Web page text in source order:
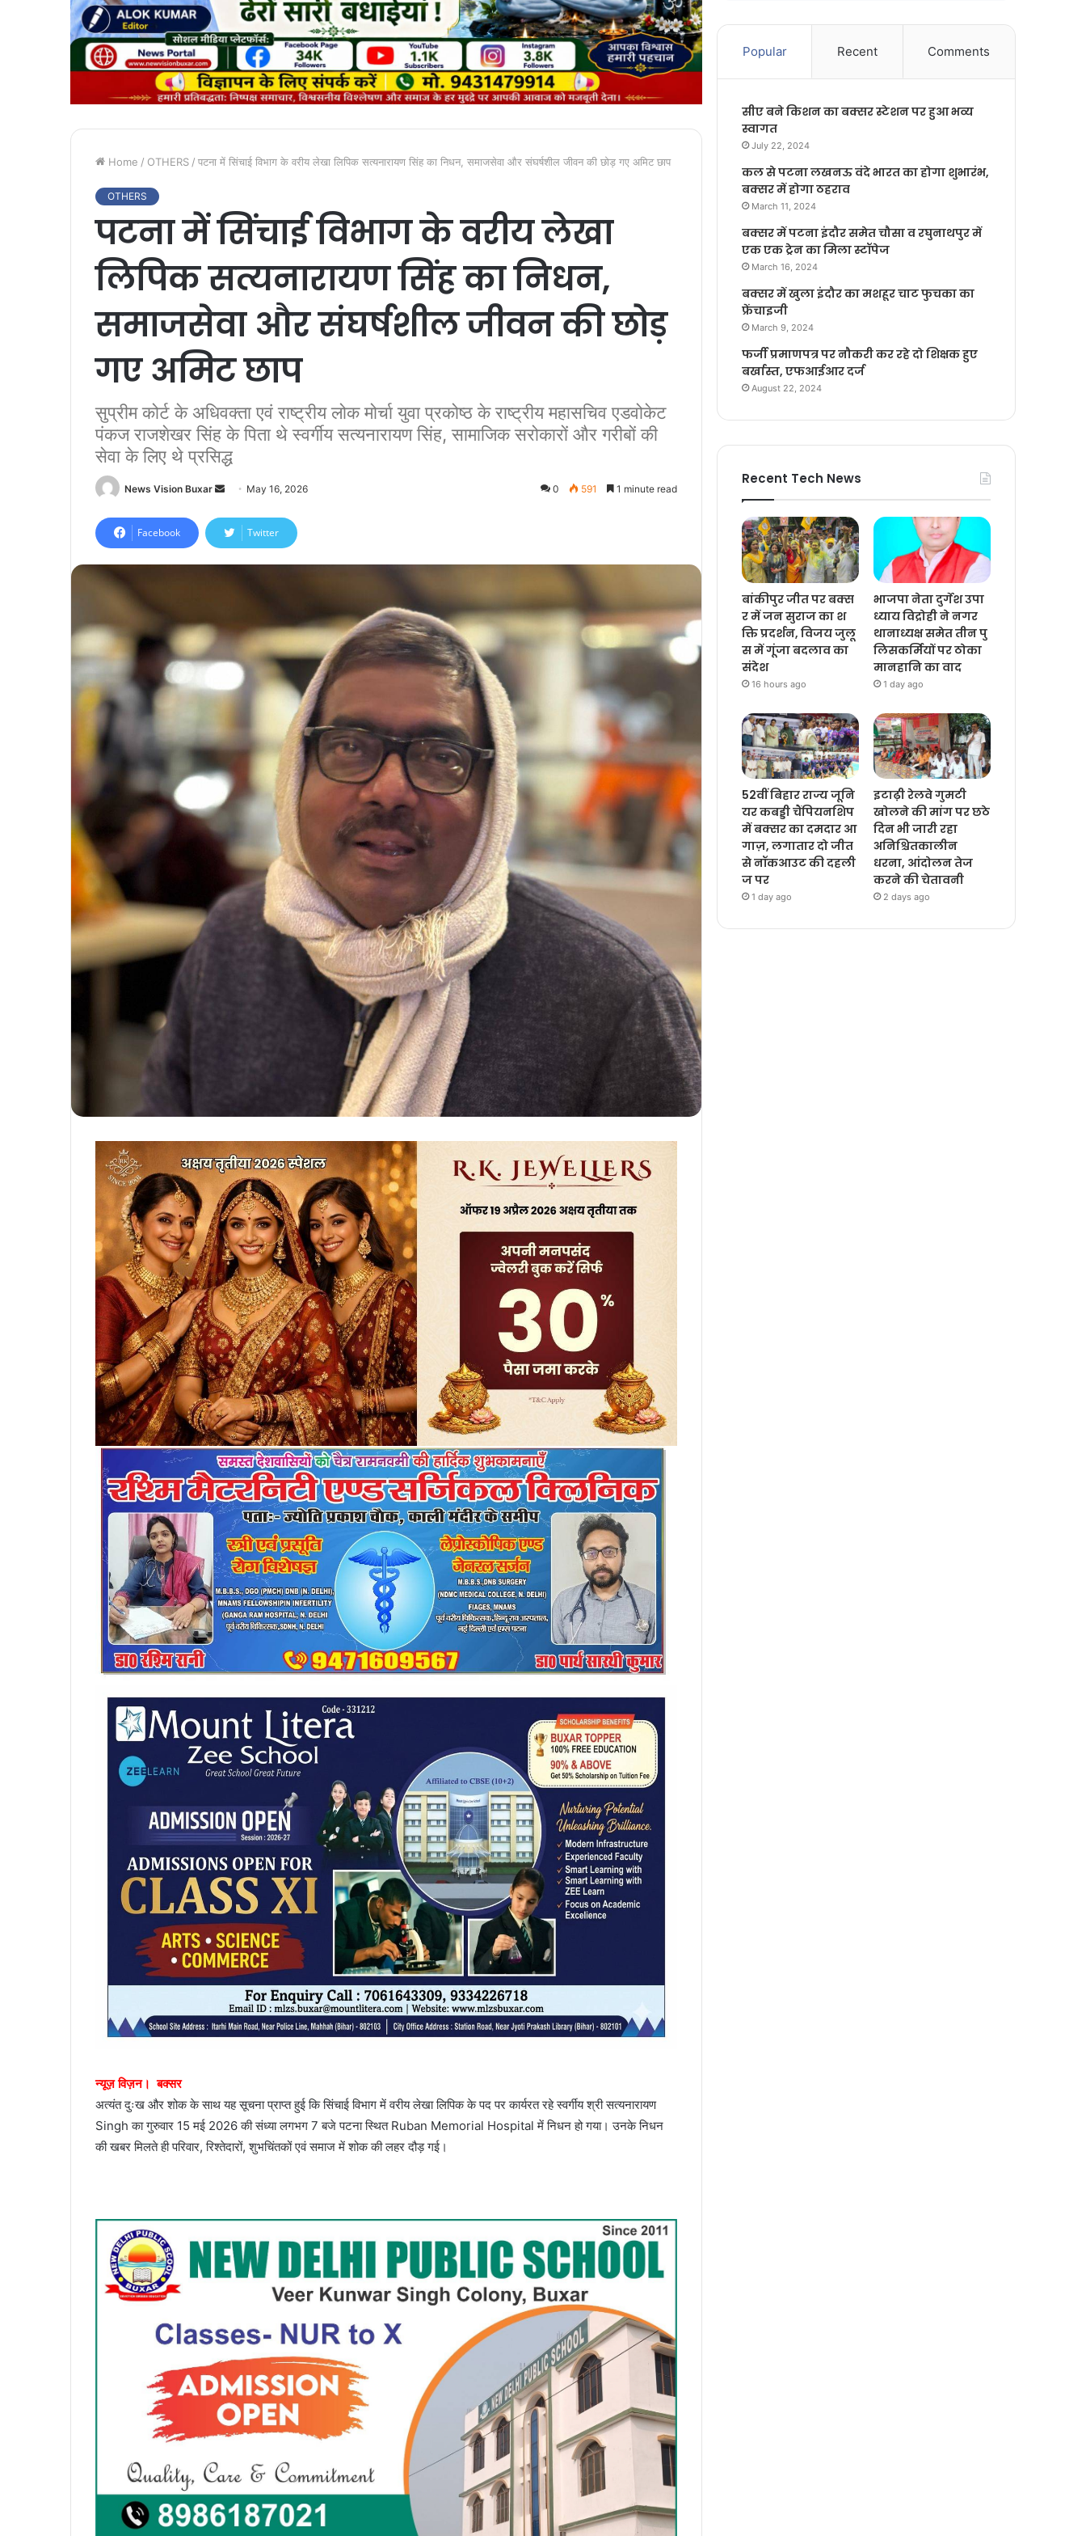
Home / OTHERS / पटना में सिंचाई विभाग के वरीय लेखा लिपिक सत्यनारायण सिंह का निधन, समाजसेवा और संघर्षशील जीवन की छोड़ गए अमिट छाप
OTHERS
पटना में सिंचाई विभाग के वरीय लेखा
लिपिक सत्यनारायण सिंह का निधन,
समाजसेवा और संघर्षशील जीवन की छोड़
गए अमिट छाप
सुप्रीम कोर्ट के अधिवक्ता एवं राष्ट्रीय लोक मोर्चा युवा प्रकोष्ठ के राष्ट्रीय महासचिव एडवोकेट
पंकज राजशेखर सिंह के पिता थे स्वर्गीय सत्यनारायण सिंह, सामाजिक सरोकारों और गरीबों की
सेवा के लिए थे प्रसिद्ध
News Vision Buxar
n
d
a
i
May 16, 2026 0 591 1 minute read
Facebook Twitter
न्यूज़ विज़न। बक्सर
अत्यंत दुःख और शोक के साथ यह सूचना प्राप्त हुई कि सिंचाई विभाग में वरीय लेखा लिपिक के पद पर कार्यरत रहे स्वर्गीय श्री सत्यनारायण
Singh का गुरुवार 15 मई 2026 की संध्या लगभग 7 बजे पटना स्थित Ruban Memorial Hospital में निधन हो गया। उनके निधन
की खबर मिलते ही परिवार, रिश्तेदारों, शुभचिंतकों एवं समाज में शोक की लहर दौड़ गई।
Popular Recent Comments
सीए बने किशन का बक्सर स्टेशन पर हुआ भव्य
स्वागत
July 22, 2024
कल से पटना लखनऊ वंदे भारत का होगा शुभारंभ,
बक्सर में होगा ठहराव
March 11, 2024
बक्सर में पटना इंदौर समेत चौसा व रघुनाथपुर में
एक एक ट्रेन का मिला स्टॉपेज
March 16, 2024
बक्सर में खुला इंदौर का मशहूर चाट फुचका का
फ्रेंचाइजी
March 9, 2024
फर्जी प्रमाणपत्र पर नौकरी कर रहे दो शिक्षक हुए
बर्खास्त, एफआईआर दर्ज
August 22, 2024
Recent Tech News
बांकीपुर जीत पर बक्स
र में जन सुराज का श
क्ति प्रदर्शन, विजय जुलू
स में गूंजा बदलाव का
संदेश
16 hours ago
भाजपा नेता दुर्गेश उपा
ध्याय विद्रोही ने नगर
थानाध्यक्ष समेत तीन पु
लिसकर्मियों पर ठोका
मानहानि का वाद
1 day ago
52वीं बिहार राज्य जूनि
यर कबड्डी चैंपियनशिप
में बक्सर का दमदार आ
गाज़, लगातार दो जीत
से नॉकआउट की दहली
ज पर
1 day ago
इटाढ़ी रेलवे गुमटी
खोलने की मांग पर छठे
दिन भी जारी रहा
अनिश्चितकालीन
धरना, आंदोलन तेज
करने की चेतावनी
2 days ago